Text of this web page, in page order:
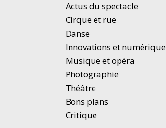
Actus du spectacle
Cirque et rue
Danse
Innovations et numérique
Musique et opéra
Photographie
Théâtre
Bons plans
Critique